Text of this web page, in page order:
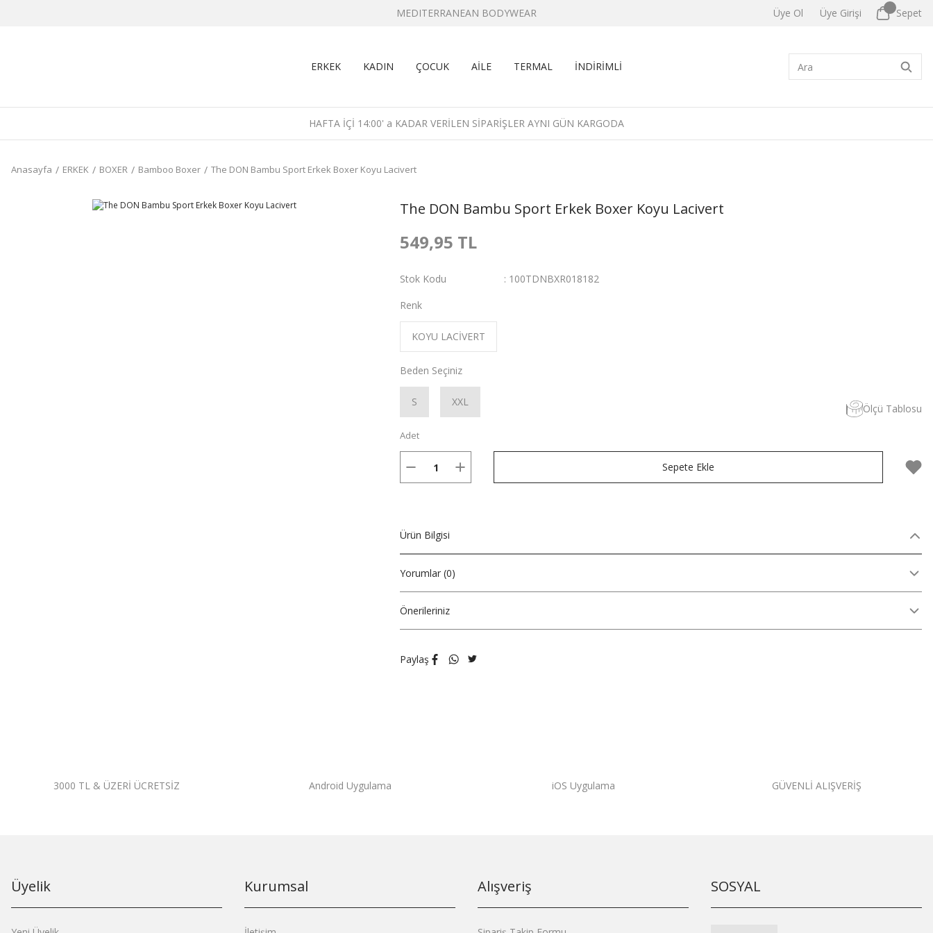
MEDITERRANEAN BODYWEAR Üye Ol Üye Girişi Sepet
ERKEK KADIN ÇOCUK AİLE TERMAL İNDİRİMLİ
HAFTA İÇİ 14:00' a KADAR VERİLEN SİPARİŞLER AYNI GÜN KARGODA
Anasayfa ERKEK BOXER Bamboo Boxer The DON Bambu Sport Erkek Boxer Koyu Lacivert
The DON Bambu Sport Erkek Boxer Koyu Lacivert
549,95 TL
Stok Kodu
100TDNBXR018182
Renk
KOYU LACİVERT
Beden Seçiniz
S XXL
Ölçü Tablosu
Adet
Sepete Ekle
Ürün Bilgisi
Yorumlar (0)
Önerileriniz
Paylaş
3000 TL & ÜZERİ ÜCRETSİZ Android Uygulama iOS Uygulama GÜVENLİ ALIŞVERİŞ
Üyelik Kurumsal Alışveriş SOSYAL